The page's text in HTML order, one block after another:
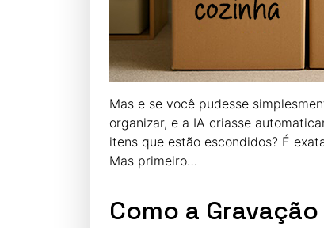
Mas e se você pudesse
organizar, e a IA criasse
itens que estão escondidos? É
Mas primeiro…
Como a